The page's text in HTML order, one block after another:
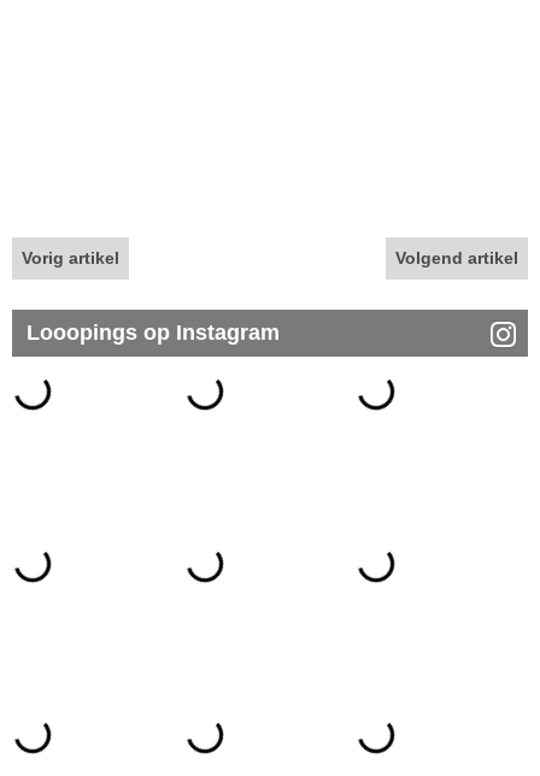
Vorig artikel Volgend artikel
Looopings op Instagram